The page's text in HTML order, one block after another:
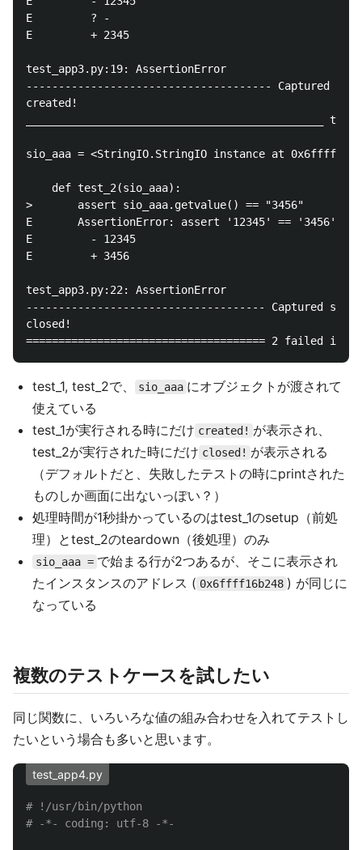
E         ? -
E         + 2345
test_app3.py:19: AssertionError
-------------------------------------- Captured
created!
______________________________________________
sio_aaa = <StringIO.StringIO instance at
    def test_2(sio_aaa):
>       assert sio_aaa.getvalue() == "3456"
E       AssertionError: assert '12345' == '3456'
E         - 12345
E         + 3456
test_app3.py:22: AssertionError
------------------------------------- Captured
closed!
test_1, test_2で、 sio_aaa にオブジェクトが渡されて
使えている
test_1が実行される時にだけ created! が表示され、
test_2が実行された時にだけ closed! が表示される
（デフォルトだと、失敗したテストの時にprintされた
ものしか画面に出ないっぽい？）
処理時間が1秒掛かっているのはtest_1のsetup（前処
理）とtest_2のteardown（後処理）のみ
sio_aaa = で始まる行が2つあるが、そこに表示され
たインスタンスのアドレス ( 0x6ffff16b248 ) が同じに
なっている
複数のテストケースを試したい
同じ関数に、いろいろな値の組み合わせを入れてテストし
たいという場合も多いと思います。
test_app4.py
# !/usr/bin/python